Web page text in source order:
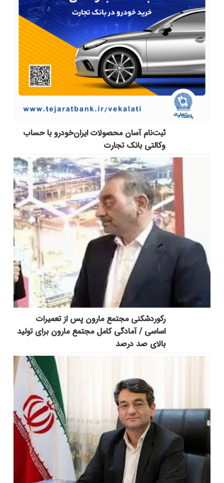
ثبت‌نام آسان محصولات ایران‌خودرو با حساب
وکالتی بانک تجارت
رکوردشکنی مجتمع مارون پس از تعمیرات
اساسی / آمادگی کامل مجتمع مارون برای تولید
بالای صد درصد